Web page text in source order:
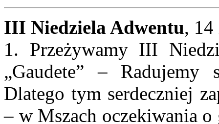
III Niedziela Adwentu,
1. Przeżywamy III
„Gaudete” –
Dlatego tym serdeczniej
– w Mszach oczekiwania